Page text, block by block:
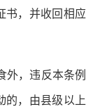
书，并收回相应
外，违反本条例
的，由县级以上